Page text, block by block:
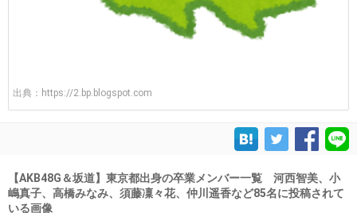
出典： https://2.bp.blogspot.com
【AKB48G＆坂道】東京都出身の卒業メンバー一覧 河西智美、小
嶋真子、高橋みなみ、須藤凜々花、仲川遥香など85名に投稿されて
いる画像